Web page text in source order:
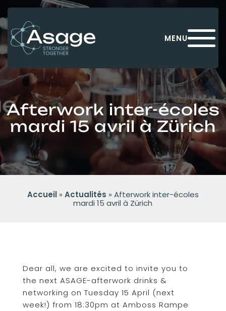
MENU
Afterwork inter-écoles
mardi 15 avril à Zürich
Accueil» Actualités » Afterwork inter-écoles
mardi 15 avril à Zürich
Dear all, we are excited to invite you to
the next ASAGE-afterwork drinks &
networking on Tuesday 15 April (next
week!) from 18:30pm at Amboss Rampe
Panneau de gestion des cookies